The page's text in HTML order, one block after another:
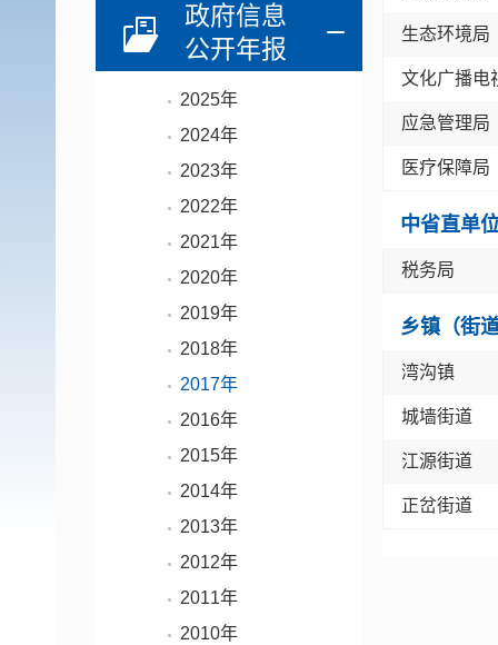
政府信息
公开年报
2025年
2024年
2023年
2022年
2021年
2020年
2019年
2018年
2017年
2016年
2015年
2014年
2013年
2012年
2011年
2010年
生态环境局
文化广播电
应急管理局
医疗保障局
中省直单
税务局
乡镇（街
湾沟镇
城墙街道
江源街道
正岔街道